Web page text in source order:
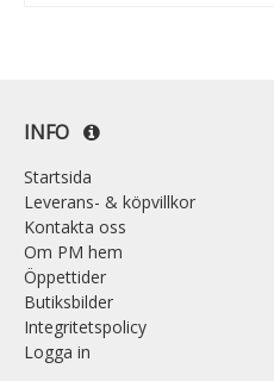
INFO
Startsida
Leverans- & köpvillkor
Kontakta oss
Om PM hem
Öppettider
Butiksbilder
Integritetspolicy
Logga in